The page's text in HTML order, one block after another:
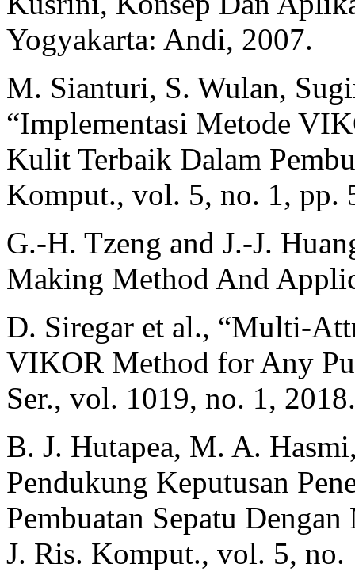
Yogyakarta: Andi, 2007.
M. Sianturi, S. Wulan,
“Implementasi Metode
Kulit Terbaik Dalam
Komput., vol. 5, no. 1, pp.
G.-H. Tzeng and J.-J.
Making Method And
D. Siregar et al., “Multi-
VIKOR Method for Any
Ser., vol. 1019, no. 1, 2018.
B. J. Hutapea, M. A.
Pendukung Keputusan
Pembuatan Sepatu
J. Ris. Komput., vol. 5, no.